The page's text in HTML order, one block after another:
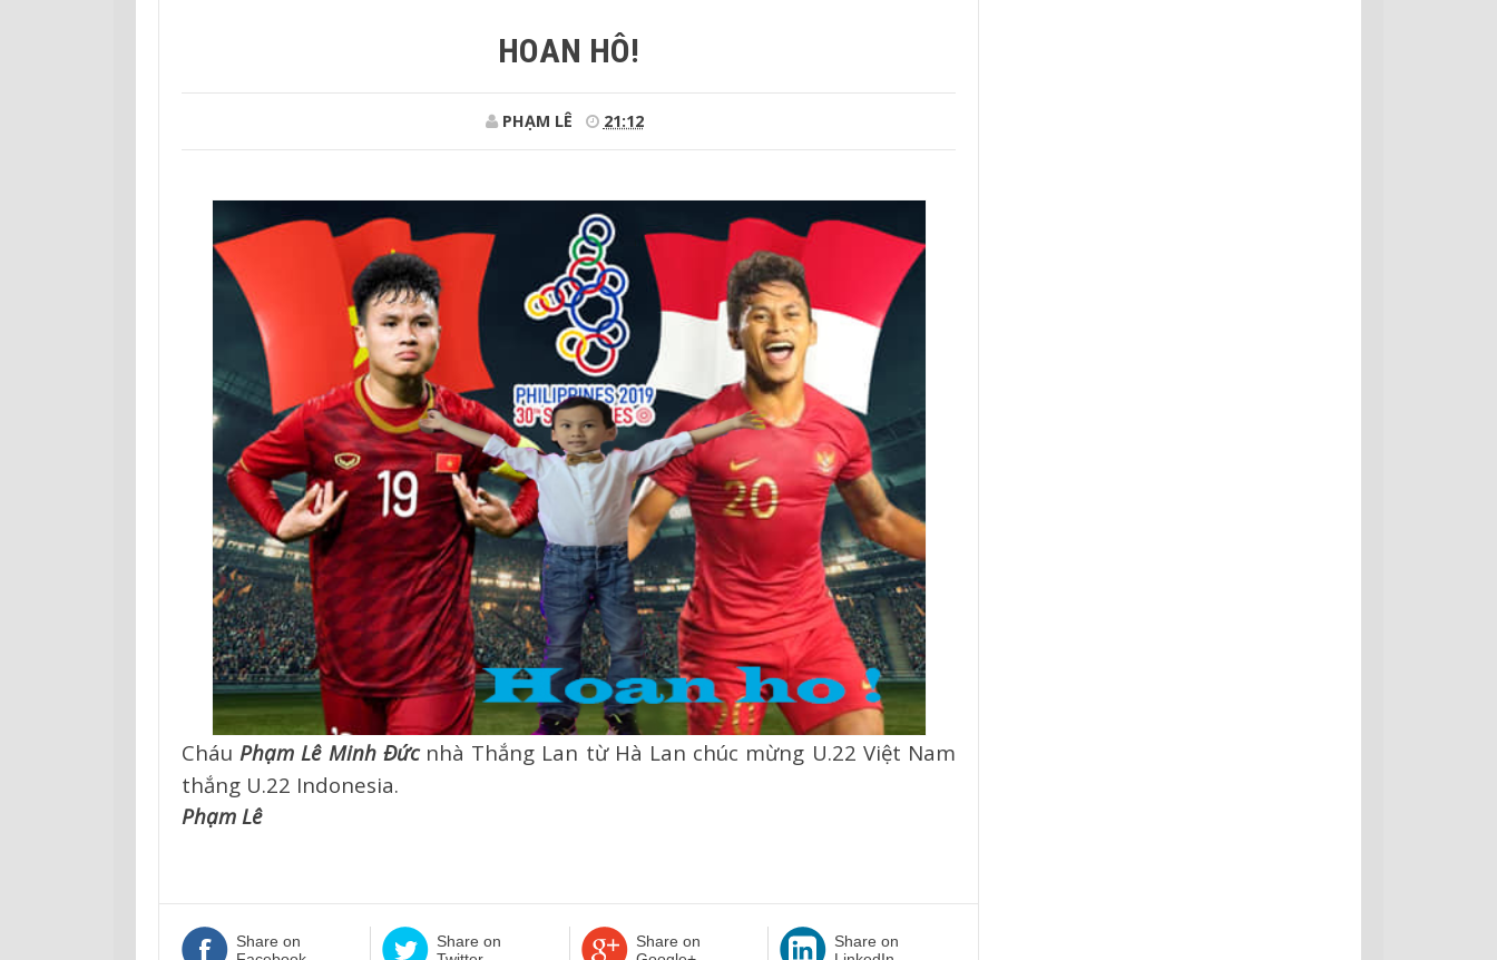
HOAN HÔ!
PHẠM LÊ 21:12
Cháu Phạm Lê Minh Đứcnhà Thắng Lan từ Hà Lan chúc mừng U.22 Việt Nam
thắng U.22 Indonesia.
Phạm Lê
Share on
Share on
Share on
Share on